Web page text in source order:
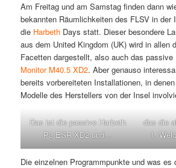
Am Freitag und am Samstag finden dann
bekannten Räumlichkeiten des FLSV in der
die HarbethDays statt. Dieser besondere
aus dem United Kingdom (UK) wird in allen
Facetten dargestellt, also auch das passive
Monitor M40.5 XD2. Aber genauso
bereits vorbereiteten Installationen, in
Modelle des Herstellers von der Insel
Das ist die passive Harbeth
P3 ESR XD2 und…
das die
1.
Die einzelnen Programmpunkte und was